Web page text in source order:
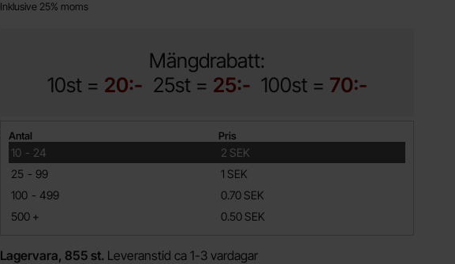
Inklusive 25% moms
Mängdrabatt:
10st = 20:- 25st = 25:- 100st = 70:-
Mängdrabatt
Antal Pris
10 -
till 24
2 SEK
25 -
till 99
1 SEK
100 -
till 499
0.70 SEK
500 +
till 0.50 SEK
Lagervara, 855 st. Leveranstid ca 1-3 vardagar